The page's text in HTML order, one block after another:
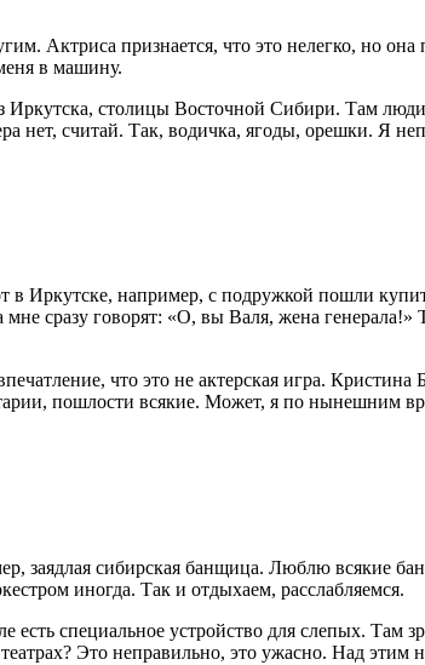
Актриса признается, что это нелегко, но
в машину.
Иркутска, столицы Восточной Сибири. Там
нет, считай. Так, водичка, ягоды, орешки. Я
в Иркутске, например, с подружкой пошли
сразу говорят: «О, вы Валя, жена генерала!»
что это не актерская игра. Кристина
пошлости всякие. Может, я по нынешним
заядлая сибирская банщица. Люблю всякие
иногда. Так и отдыхаем, расслабляемся.
специальное устройство для слепых. Там
Это неправильно, это ужасно. Над этим